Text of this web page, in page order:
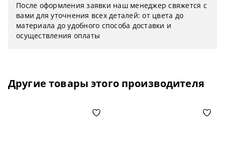
После оформления заявки наш менеджер свяжется с
вами для уточнения всех деталей: от цвета до
материала до удобного способа доставки и
осуществления оплаты
Другие товары этого производителя